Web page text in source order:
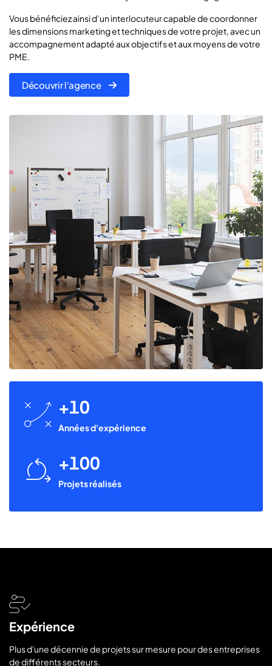
Vous bénéficiez ainsi d’un interlocuteur capable de coordonner
les dimensions marketing et techniques de votre projet, avec un
accompagnement adapté aux objectifs et aux moyens de votre
PME.
Découvrir l'agence
icon
business-
10
Années d'expérience
icon
Financial
100
Projets réalisés
Expérience
Plus d'une décennie de projets sur mesure pour des entreprises
de différents secteurs.